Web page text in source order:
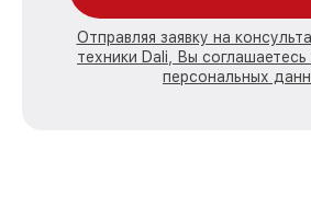
Отправляя заявку на
техники Dali, Вы
персональных